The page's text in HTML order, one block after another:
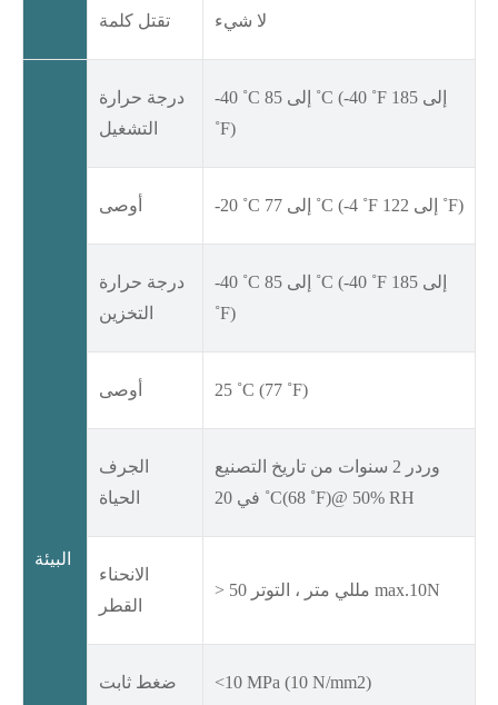
تقتل كلمة لا شيء
البيئة
درجة حرارة
التشغيل
-40 ˚C إلى 85 ˚C (-40 ˚F إلى 185
˚F)
أوصى -20 ˚C إلى 77 ˚C (-4 ˚F إلى 122 ˚F)
درجة حرارة
التخزين
-40 ˚C إلى 85 ˚C (-40 ˚F إلى 185
˚F)
أوصى 25 ˚C (77 ˚F)
الجرف
الحياة
وردر 2 سنوات من تاريخ التصنيع
في 20 ˚C(68 ˚F)@ 50% RH
الانحناء
القطر
> 50 مللي متر ، التوتر max.10N
ضغط ثابت <10 MPa (10 N/mm2)